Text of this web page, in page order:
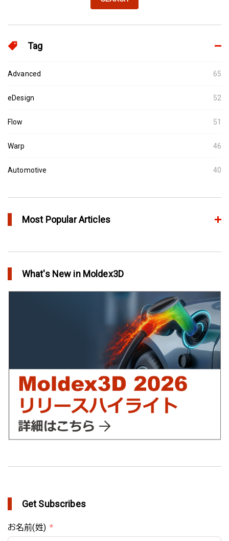
Tag
Advanced 65
eDesign 52
Flow 51
Warp 46
Automotive 40
Most Popular Articles
欧州最大手の自動車部品パーツメーカーFaurecia社の製品設計最
適化プロジェクト－Moldex3Dにより実現
YUDO、ホットランナーシステム成形開発のデザイン検証および
最適化にMoldex3Dの統合を実現
What's New in Moldex3D
Get Subscribes
お名前(姓)